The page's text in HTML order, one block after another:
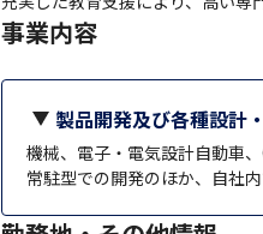
事業内容
製品開発及び各種設計
機械、電子・電気設計自動車
常駐型での開発のほか、自社